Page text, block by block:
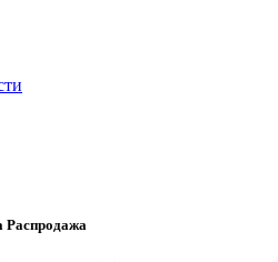
Распродажа